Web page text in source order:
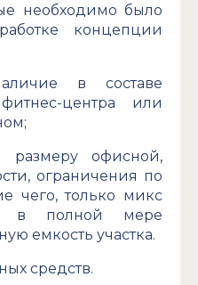
необходимо было
концепции
в составе
центра или
офисной,
ограничения по
чего, только микс
в полной мере
емкость участка.
средств.